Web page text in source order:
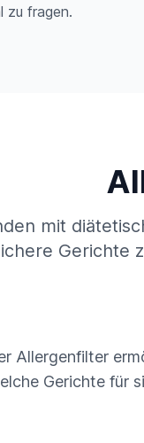
zu fragen.
mit
Gerichte
Allergenfilter
Gerichte für